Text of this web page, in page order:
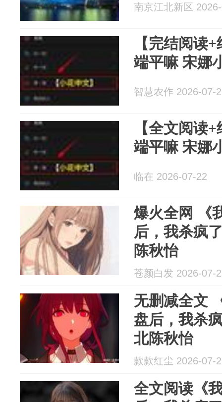
南京江北新区
【完结阅读
端平嘛 宋娜
智慧农作 2026-07-
【全文阅读
端平嘛 宋娜
临在 2026-07-22
爆火全网 《
后，我杀疯
陈秋怡
苍颜白发 2026-07-
无删减全文
盘后，我杀
北陈秋怡
款款红尘 2026-07-
全文阅读《